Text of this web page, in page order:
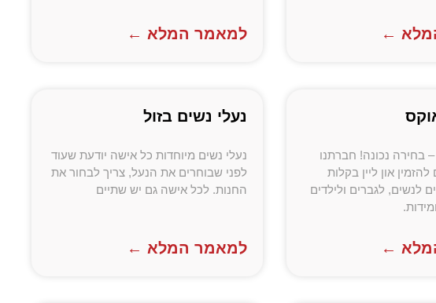
← למאמר המלא ←
– בחירה נכונה! חברתנו
און ליין בקלות
לנשים, לגברים ולילדים
←
נעלי נשים בזול
נעלי נשים מיוחדות כל אישה יודעת שעוד
לפני שבוחרים את הנעל, צריך לבחור את
החנות. לכל אישה גם יש שתיים
למאמר המלא ←